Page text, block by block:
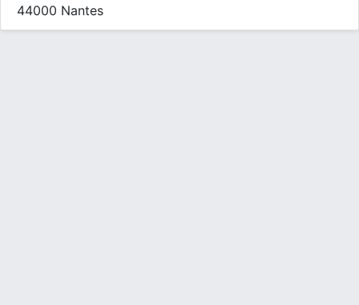
44000 Nantes